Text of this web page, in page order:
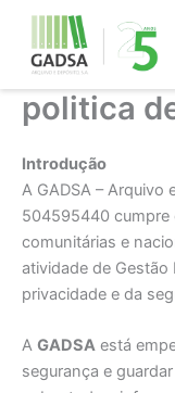
content
politica
Introdução
A GADSA – Arquivo
504595440 cumpre
comunitárias e
atividade de
privacidade e da
A GADSA está
segurança e